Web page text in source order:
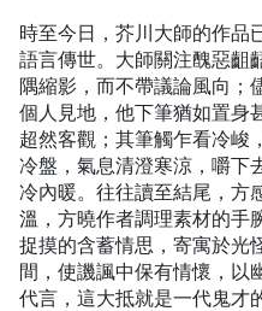
時至今日，芥川大師的作品
語言傳世。大師關注醜惡齟
隅縮影，而不帶議論風向；
個人見地，他下筆猶如置身
超然客觀；其筆觸乍看冷峻
冷盤，氣息清澄寒涼，嚼下
冷內暖。往往讀至結尾，方
溫，方曉作者調理素材的手
捉摸的含蓄情思，寄寓於光
間，使譏諷中保有情懷，以
代言，這大抵就是一代鬼才